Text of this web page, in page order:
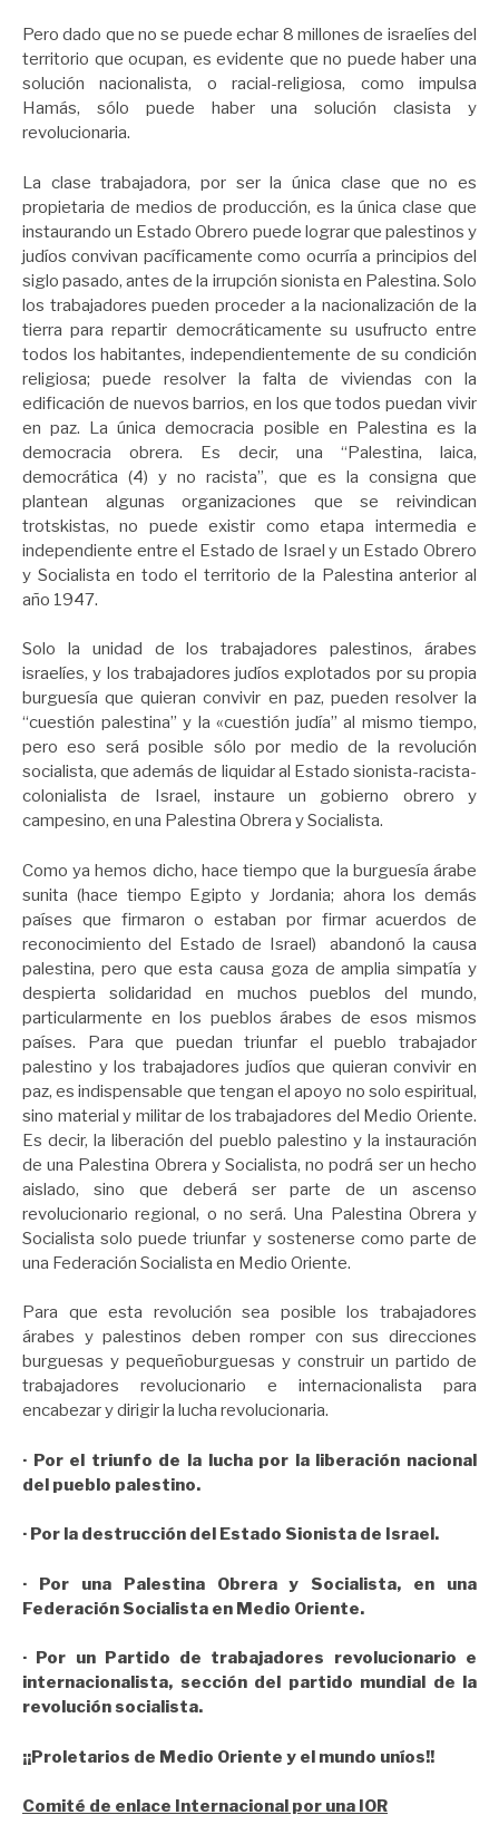
Pero dado que no se puede echar 8 millones de israelíes del
territorio que ocupan, es evidente que no puede haber una
solución nacionalista, o racial-religiosa, como impulsa
Hamás, sólo puede haber una solución clasista y
revolucionaria.
La clase trabajadora, por ser la única clase que no es
propietaria de medios de producción, es la única clase que
instaurando un Estado Obrero puede lograr que palestinos y
judíos convivan pacíficamente como ocurría a principios del
siglo pasado, antes de la irrupción sionista en Palestina. Solo
los trabajadores pueden proceder a la nacionalización de la
tierra para repartir democráticamente su usufructo entre
todos los habitantes, independientemente de su condición
religiosa; puede resolver la falta de viviendas con la
edificación de nuevos barrios, en los que todos puedan vivir
en paz. La única democracia posible en Palestina es la
democracia obrera. Es decir, una “Palestina, laica,
democrática (4) y no racista”, que es la consigna que
plantean algunas organizaciones que se reivindican
trotskistas, no puede existir como etapa intermedia e
independiente entre el Estado de Israel y un Estado Obrero
y Socialista en todo el territorio de la Palestina anterior al
año 1947.
Solo la unidad de los trabajadores palestinos, árabes
israelíes, y los trabajadores judíos explotados por su propia
burguesía que quieran convivir en paz, pueden resolver la
“cuestión palestina” y la «cuestión judía” al mismo tiempo,
pero eso será posible sólo por medio de la revolución
socialista, que además de liquidar al Estado sionista-racista-
colonialista de Israel, instaure un gobierno obrero y
campesino, en una Palestina Obrera y Socialista.
Como ya hemos dicho, hace tiempo que la burguesía árabe
sunita (hace tiempo Egipto y Jordania; ahora los demás
países que firmaron o estaban por firmar acuerdos de
reconocimiento del Estado de Israel) abandonó la causa
palestina, pero que esta causa goza de amplia simpatía y
despierta solidaridad en muchos pueblos del mundo,
particularmente en los pueblos árabes de esos mismos
países. Para que puedan triunfar el pueblo trabajador
palestino y los trabajadores judíos que quieran convivir en
paz, es indispensable que tengan el apoyo no solo espiritual,
sino material y militar de los trabajadores del Medio Oriente.
Es decir, la liberación del pueblo palestino y la instauración
de una Palestina Obrera y Socialista, no podrá ser un hecho
aislado, sino que deberá ser parte de un ascenso
revolucionario regional, o no será. Una Palestina Obrera y
Socialista solo puede triunfar y sostenerse como parte de
una Federación Socialista en Medio Oriente.
Para que esta revolución sea posible los trabajadores
árabes y palestinos deben romper con sus direcciones
burguesas y pequeñoburguesas y construir un partido de
trabajadores revolucionario e internacionalista para
encabezar y dirigir la lucha revolucionaria.
· Por el triunfo de la lucha por la liberación nacional
del pueblo palestino.
· Por la destrucción del Estado Sionista de Israel.
· Por una Palestina Obrera y Socialista, en una
Federación Socialista en Medio Oriente.
· Por un Partido de trabajadores revolucionario e
internacionalista, sección del partido mundial de la
revolución socialista.
¡¡Proletarios de Medio Oriente y el mundo uníos!!
Comité de enlace Internacional por una IOR